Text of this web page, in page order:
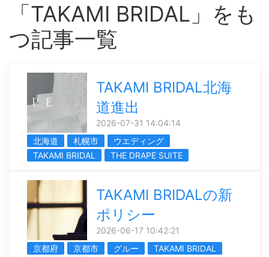
「TAKAMI BRIDAL」をも
つ記事一覧
TAKAMI BRIDAL北海
道進出
2026-07-31 14:04:14
北海道
札幌市
ウエディング
TAKAMI BRIDAL
THE DRAPE SUITE
TAKAMI BRIDALの新
ポリシー
2026-06-17 10:42:21
京都府
京都市 グルー
TAKAMI BRIDAL